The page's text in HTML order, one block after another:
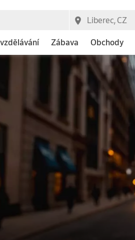
Zábava Obchody